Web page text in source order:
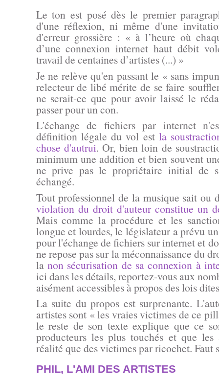
Le ton est posé dès le premier
d'une réflexion, ni même d'une
d'erreur grossière : « à l’heure où
d’une connexion internet haut débit
travail de centaines d’artistes (...) »
Je ne relève qu'en passant le « sans
relecteur de libé mérite de se faire
ne serait-ce que pour avoir laissé le
passer pour un con.
L'échange de fichiers par internet
définition légale du vol est la
chose d'autrui. Or, bien loin de
minimum une addition et bien souvent
ne prive pas le propriétaire initial de
échangé.
Tout professionnel de la musique sait ou
violation du droit d'auteur constitue un
Mais comme la procédure et les
longue et lourdes, le législateur a prévu
pour l'échange de fichiers sur internet et
ne repose pas sur la méconnaissance du
la non sécurisation de sa connexion à
ici dans les détails, reportez-vous aux
aisément accessibles à propos des lois
La suite du propos est surprenante.
artistes sont « les vraies victimes de ce
le reste de son texte explique que ce
producteurs les plus touchés et que
réalité que des victimes par ricochet. Faut
PHIL, L'AMI DES ARTISTES